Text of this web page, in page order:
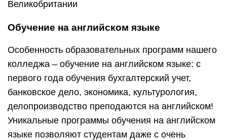
Великобритании
Обучение на английском языке
Особенность образовательных программ нашего
колледжа – обучение на английском языке: с
первого года обучения бухгалтерский учет,
банковское дело, экономика, культурология,
делопроизводство преподаются на английском!
Уникальные программы обучения на английском
языке позволяют студентам даже с очень